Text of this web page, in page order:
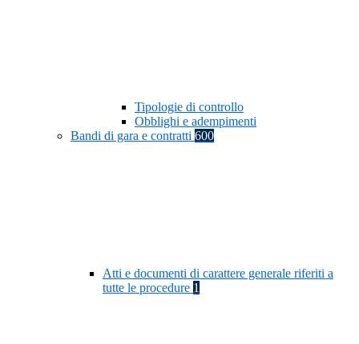
Tipologie di controllo
Obblighi e adempimenti
Bandi di gara e contratti 600
Atti e documenti di carattere generale riferiti a
tutte le procedure 1